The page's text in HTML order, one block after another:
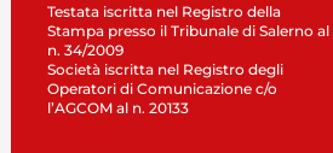
Testata iscritta nel Registro della
Stampa presso il Tribunale di Salerno al
n. 34/2009
Società iscritta nel Registro degli
Operatori di Comunicazione c/o
l’AGCOM al n. 20133